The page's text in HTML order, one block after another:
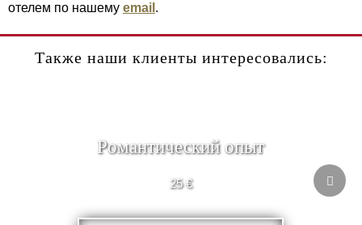
отелем по нашему email .
Также наши клиенты интересовались:
Pомантический опыт
25 €